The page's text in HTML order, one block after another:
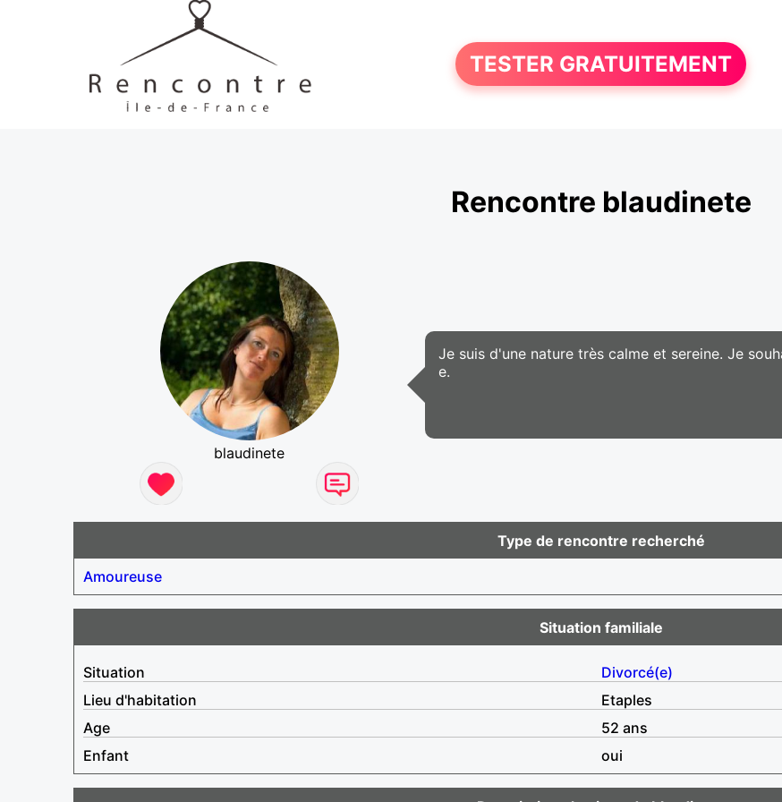
TESTER GRATUITEMENT
Rencontre blaudinete
blaudinete
Je suis d'une nature très calme et sereine. Je
e.
Type de rencontre recherché
Amoureuse
Situation familiale
Situation
Divorcé(e)
Lieu d'habitation
Etaples
Age
52 ans
Enfant
oui